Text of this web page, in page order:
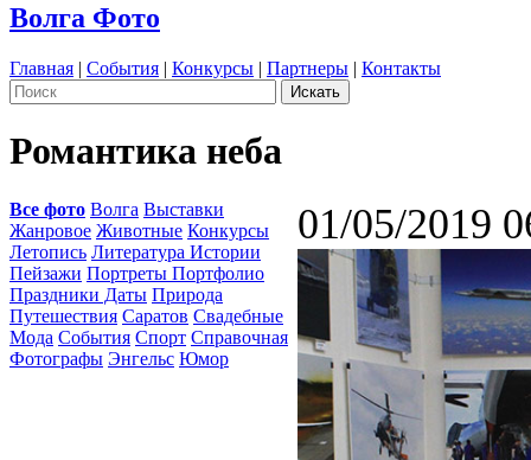
Волга Фото
Главная | События | Конкурсы | Партнеры | Контакты
Романтика неба
Все фото Волга Выставки
Жанровое Животные Конкурсы
Летопись Литература Истории
Пейзажи Портреты Портфолио
Праздники Даты Природа
Путешествия Саратов Свадебные
Мода События Спорт Справочная
Фотографы Энгельс Юмор
01/05/2019